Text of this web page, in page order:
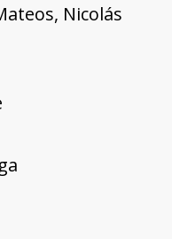
Nicolás